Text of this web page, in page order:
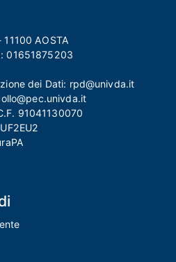
AOSTA
01651875203
dei Dati: rpd@univda.it
91041130070